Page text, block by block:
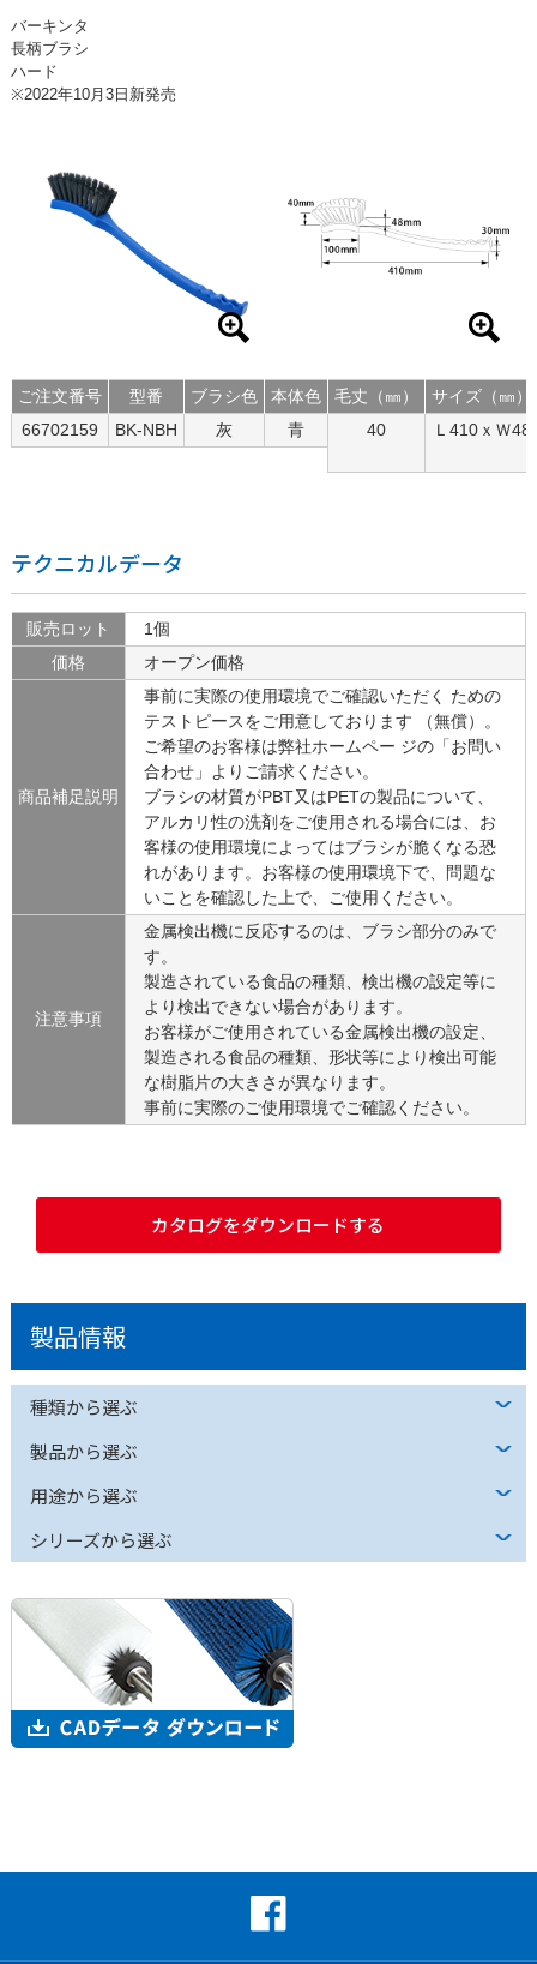
バーキンタ
長柄ブラシ
ハード
※2022年10月3日新発売
ご注文番号 型番 ブラシ色
本体色
66702159
BK-NBH 灰 青
毛丈（㎜）
サイズ（㎜）
40
Ｌ410ｘＷ48
テクニカルデータ
販売ロット
1個
価格
オープン価格
商品補足説明
事前に実際の使用環境でご確認いただく ための
テストピースをご用意しております （無償）。
ご希望のお客様は弊社ホームペー ジの「お問い
合わせ」よりご請求ください。
ブラシの材質がPBT又はPETの製品について、
アルカリ性の洗剤をご使用される場合には、お
客様の使用環境によってはブラシが脆くなる恐
れがあります。お客様の使用環境下で、問題な
いことを確認した上で、ご使用ください。
注意事項
金属検出機に反応するのは、ブラシ部分のみで
す。
製造されている食品の種類、検出機の設定等に
より検出できない場合があります。
お客様がご使用されている金属検出機の設定、
製造される食品の種類、形状等により検出可能
な樹脂片の大きさが異なります。
事前に実際のご使用環境でご確認ください。
カタログをダウンロードする
製品情報
種類から選ぶ
製品から選ぶ
用途から選ぶ
シリーズから選ぶ